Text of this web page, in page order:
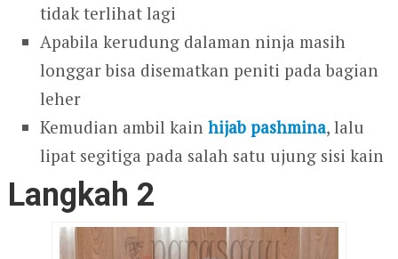
tidak terlihat lagi
Apabila kerudung dalaman ninja masih
longgar bisa disematkan peniti pada bagian
leher
Kemudian ambil kainhijab pashmina, lalu
lipat segitiga pada salah satu ujung sisi kain
Langkah 2